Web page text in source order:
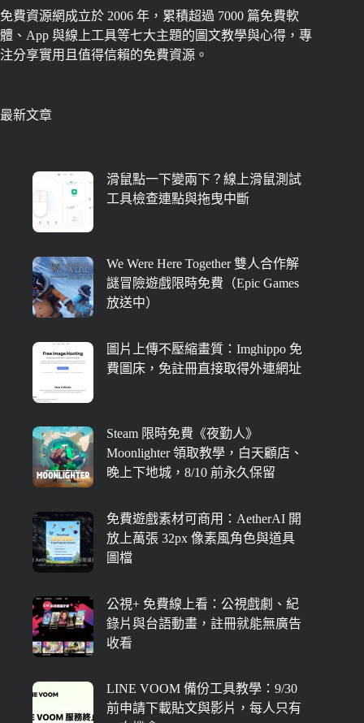
免費資源網成立於 2006 年，累積超過 7000 篇免費軟
體、App 與線上工具等七大主題的圖文教學與心得，專
注分享實用且值得信賴的免費資源。
最新文章
滑鼠點一下變兩下？線上滑鼠測試
工具檢查連點與拖曳中斷
We Were Here Together 雙人合作解
謎冒險遊戲限時免費（Epic Games
放送中）
圖片上傳不壓縮畫質：Imghippo 免
費圖床，免註冊直接取得外連網址
Steam 限時免費《夜勤人》
Moonlighter 領取教學，白天顧店、
晚上下地城，8/10 前永久保留
免費遊戲素材可商用：AetherAI 開
放上萬張 32px 像素風角色與道具
圖檔
公視+ 免費線上看：公視戲劇、紀
錄片與台語動畫，註冊就能無廣告
收看
LINE VOOM 備份工具教學：9/30
前申請下載貼文與影片，每人只有